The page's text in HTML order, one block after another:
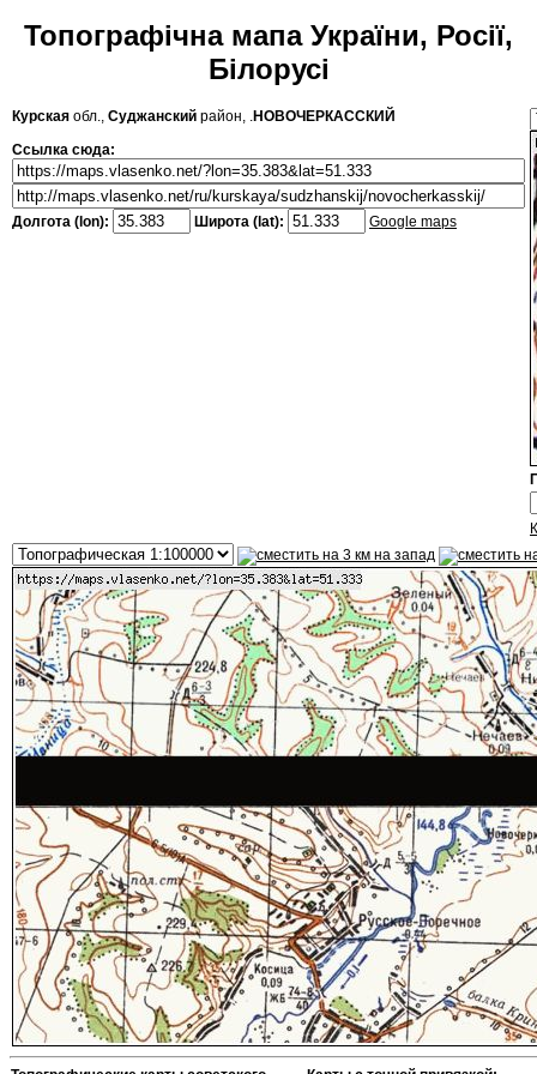
Топографічна мапа України, Росії,
Білорусі
Курская обл., Суджанский район, .НОВОЧЕРКАССКИЙ
Ссылка сюда:
Долгота (lon): Широта (lat): Google maps